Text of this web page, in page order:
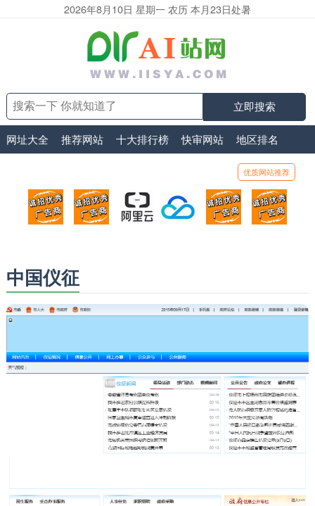
2026年8月10日 星期一 农历 本月23日处暑
立即搜索
网址大全 推荐网站 十大排行榜 快审网站 地区排名
优质网站推荐
顶部广告位1
广告位招商_广告位待售
顶部广告位2
广告位招商_广告位待售
阿里云
打折活动、99元/年
腾讯云
优惠打折，99元/年
顶部广告位5
广告位招商_
中国仪征